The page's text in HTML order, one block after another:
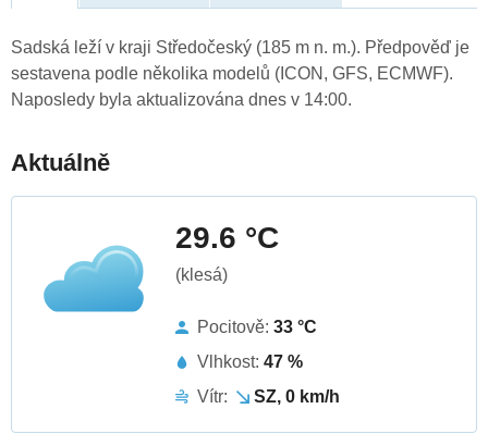
Sadská leží v kraji Středočeský (185 m n. m.). Předpověď je
sestavena podle několika modelů (ICON, GFS, ECMWF).
Naposledy byla aktualizována dnes v 14:00.
Aktuálně
29.6 °C
(klesá)
Pocitově: 33 °C
Vlhkost: 47 %
Vítr:
SZ, 0 km/h